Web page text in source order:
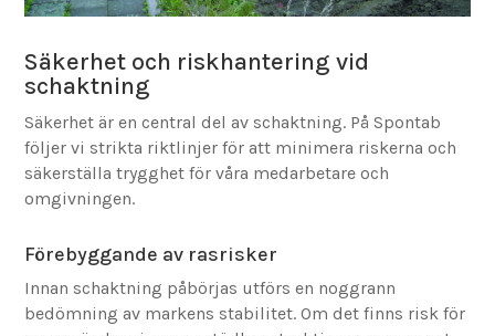
Säkerhet och riskhantering vid
schaktning
Säkerhet är en central del av schaktning. På Spontab
följer vi strikta riktlinjer för att minimera riskerna och
säkerställa trygghet för våra medarbetare och
omgivningen.
Förebyggande av rasrisker
Innan schaktning påbörjas utförs en noggrann
bedömning av markens stabilitet. Om det finns risk för